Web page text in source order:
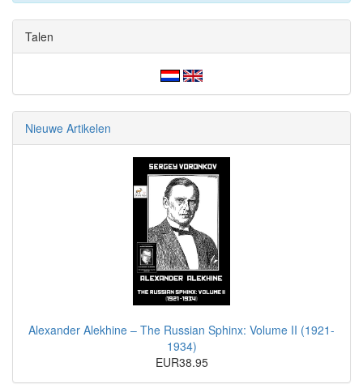
Talen
Nieuwe Artikelen
Alexander Alekhine – The Russian Sphinx: Volume II (1921-
1934)
EUR38.95